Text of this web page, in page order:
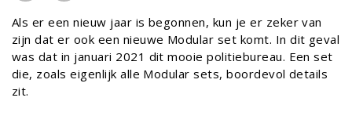
Als er een nieuw jaar is begonnen, kun je er zeker van
zijn dat er ook een nieuwe Modular set komt. In dit geval
was dat in januari 2021 dit mooie politiebureau. Een set
die, zoals eigenlijk alle Modular sets, boordevol details
zit.